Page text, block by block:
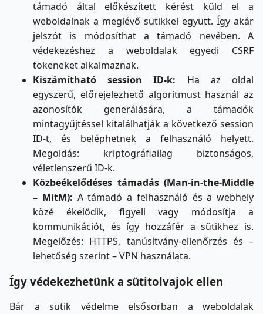
támadó által előkészített kérést küld el a
weboldalnak a meglévő sütikkel együtt. Így akár
jelszót is módosíthat a támadó nevében. A
védekezéshez a weboldalak egyedi CSRF
tokeneket alkalmaznak.
Kiszámítható session ID-k: Ha az oldal
egyszerű, előrejelezhető algoritmust használ az
azonosítók generálására, a támadók
mintagyűjtéssel kitalálhatják a következő session
ID-t, és beléphetnek a felhasználó helyett.
Megoldás: kriptográfiailag biztonságos,
véletlenszerű ID-k.
Közbeékelődéses támadás (Man-in-the-Middle
– MitM): A támadó a felhasználó és a webhely
közé ékelődik, figyeli vagy módosítja a
kommunikációt, és így hozzáfér a sütikhez is.
Megelőzés: HTTPS, tanúsítvány-ellenőrzés és –
lehetőség szerint – VPN használata.
Így védekezhetünk a sütitolvajok ellen
Bár a sütik védelme elsősorban a weboldalak